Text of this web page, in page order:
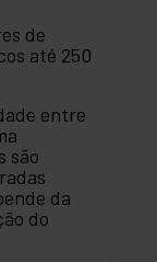
de
até 250
entre
são
da
do